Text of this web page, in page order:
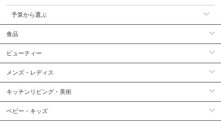
予算から選ぶ
食品
ビューティー
メンズ・レディス
キッチンリビング・美術
ベビー・キッズ